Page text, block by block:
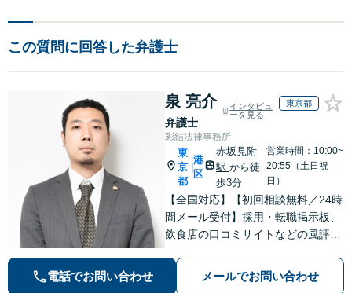
この質問に回答した弁護士
泉 亮介
弁護士
インタビュ
ーを見る
東京都
彩結法律事務所
東
京
都
港
区
赤坂見附
駅 から徒
歩3分
営業時間：10:00~
20:55（土日祝
日）
【全国対応】【初回相談無料／24時
間メール受付】採用・転職掲示板、
飲食店の口コミサイトなどの風評被
の種類を問わず相談可。可能な限り
早期対応で駆けつけサポート【労
電話でお問い合わせ メールでお問い合わせ